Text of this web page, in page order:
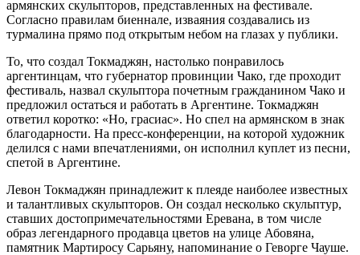
армянских скульпторов, представленных на фестивале.
Согласно правилам биеннале, изваяния создавались из
турмалина прямо под открытым небом на глазах у публики.
То, что создал Токмаджян, настолько понравилось
аргентинцам, что губернатор провинции Чако, где проходит
фестиваль, назвал скульптора почетным гражданином Чако и
предложил остаться и работать в Аргентине. Токмаджян
ответил коротко: «Но, грасиас». Но спел на армянском в знак
благодарности. На пресс-конференции, на которой художник
делился с нами впечатлениями, он исполнил куплет из песни,
спетой в Аргентине.
Левон Токмаджян принадлежит к плеяде наиболее известных
и талантливых скульпторов. Он создал несколько скульптур,
ставших достопримечательностями Еревана, в том числе
образ легендарного продавца цветов на улице Абовяна,
памятник Мартиросу Сарьяну, напоминание о Геворге Чауше.